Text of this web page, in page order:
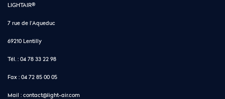
LIGHTAIR®
7 rue de l'Aqueduc
69210 Lentilly
Tél. : 04 78 33 22 98
Fax : 04 72 85 00 05
Mail : contact@light-air.com